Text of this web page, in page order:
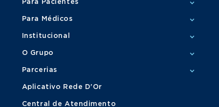
Para Pacientes
Para Médicos
Institucional
O Grupo
Parcerias
Aplicativo Rede D'Or
Central de Atendimento